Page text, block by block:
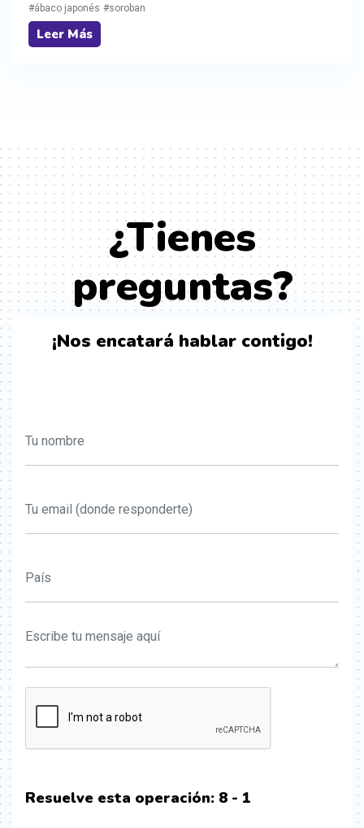
#ábaco japonés #soroban
Leer Más
¿Tienes
preguntas?
¡Nos encatará hablar contigo!
Resuelve esta operación: 8 - 1